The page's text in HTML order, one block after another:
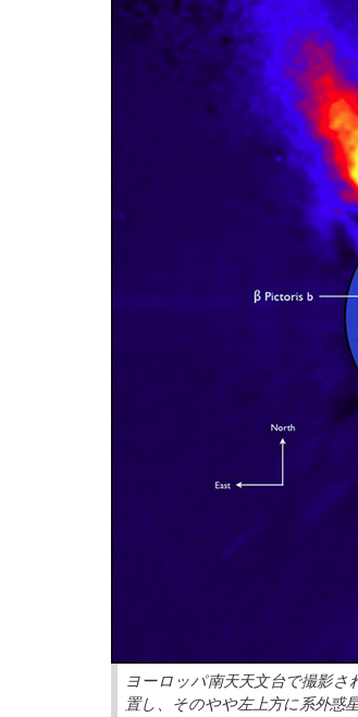
ヨーロッパ南天天文台で撮影
置し、そのやや左上方に系外惑